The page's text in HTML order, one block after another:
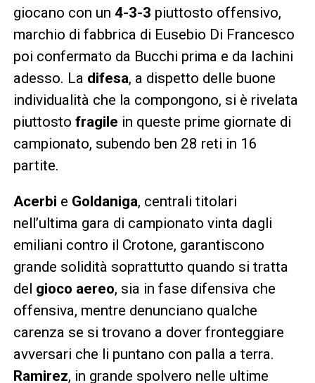
giocano con un 4-3-3 piuttosto offensivo,
marchio di fabbrica di Eusebio Di Francesco
poi confermato da Bucchi prima e da Iachini
adesso. La difesa, a dispetto delle buone
individualità che la compongono, si è rivelata
piuttosto fragile in queste prime giornate di
campionato, subendo ben 28 reti in 16
partite.
Acerbi e Goldaniga, centrali titolari
nell’ultima gara di campionato vinta dagli
emiliani contro il Crotone, garantiscono
grande solidità soprattutto quando si tratta
del gioco aereo, sia in fase difensiva che
offensiva, mentre denunciano qualche
carenza se si trovano a dover fronteggiare
avversari che li puntano con palla a terra.
Ramirez, in grande spolvero nelle ultime